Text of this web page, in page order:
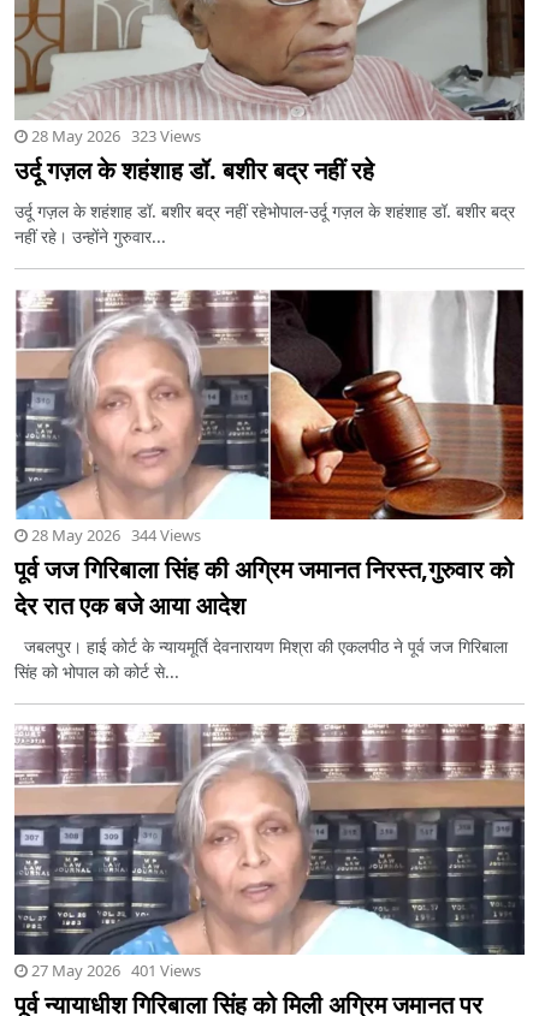
28 May 2026 323 Views
उर्दू गज़ल के शहंशाह डॉ. बशीर बद्र नहीं रहे
उर्दू गज़ल के शहंशाह डॉ. बशीर बद्र नहीं रहेभोपाल-उर्दू गज़ल के शहंशाह डॉ. बशीर बद्र
नहीं रहे। उन्होंने गुरुवार...
28 May 2026 344 Views
पूर्व जज गिरिबाला सिंह की अग्रिम जमानत निरस्त,गुरुवार को
देर रात एक बजे आया आदेश
जबलपुर। हाई कोर्ट के न्यायमूर्ति देवनारायण मिश्रा की एकलपीठ ने पूर्व जज गिरिबाला
सिंह को भोपाल को कोर्ट से...
27 May 2026 401 Views
पूर्व न्यायाधीश गिरिबाला सिंह को मिली अग्रिम जमानत पर